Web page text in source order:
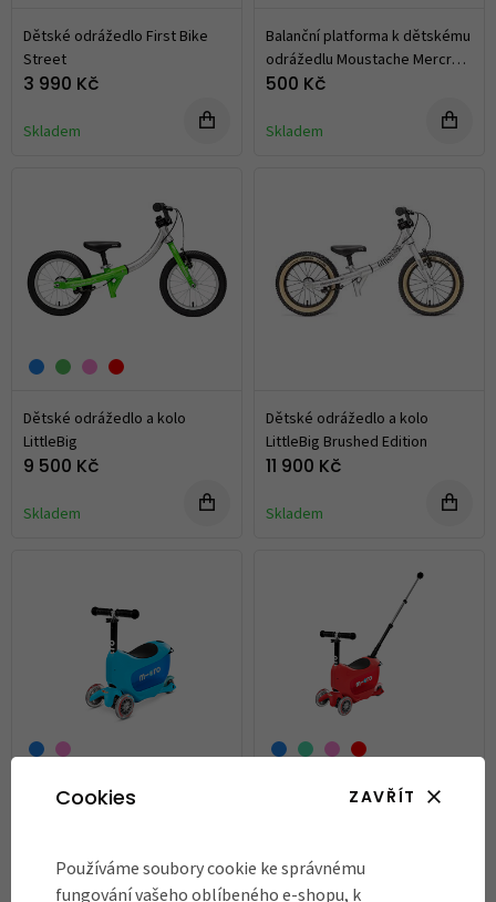
Dětské odrážedlo First Bike
Street
3 990 Kč
Skladem
Balanční platforma k dětskému
odrážedlu Moustache Mercredi
12
500 Kč
Skladem
Dětské odrážedlo a kolo
LittleBig
9 500 Kč
Skladem
Dětské odrážedlo a kolo
LittleBig Brushed Edition
11 900 Kč
Skladem
Dětské odrážedlo a koloběžka
Skladem
Dětské odrážedlo a koloběžka
Skladem
Cookies ZAVŘÍT
Používáme soubory cookie ke správnému
fungování vašeho oblíbeného e-shopu, k